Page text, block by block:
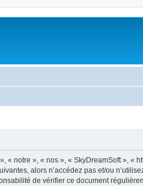
« notre », « nos », « SkyDreamSoft »,
alors n’accédez pas et/ou
de vérifier ce document